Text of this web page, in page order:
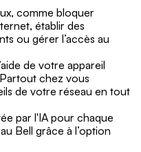
comme bloquer
établir des
ou gérer l’accès au
de votre appareil
chez vous
de votre réseau en tout
par l'IA pour chaque
Bell grâce à l’option